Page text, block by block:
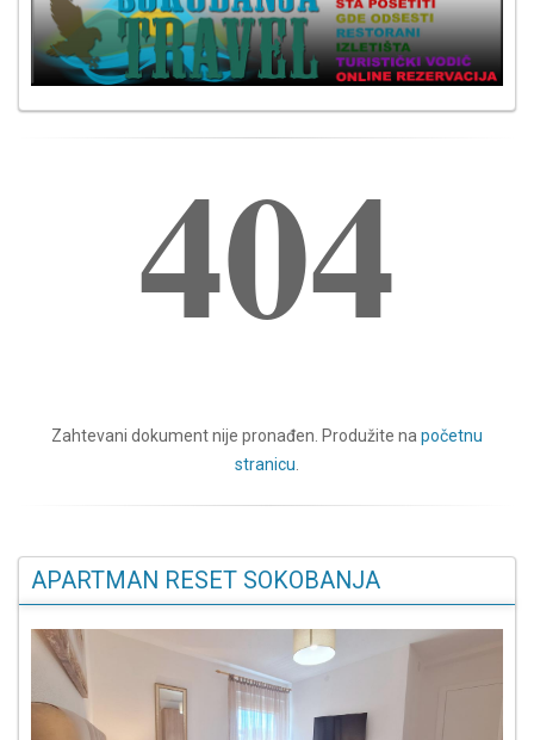
404
Zahtevani dokument nije pronađen. Produžite na početnu
stranicu
APARTMAN RESET SOKOBANJA